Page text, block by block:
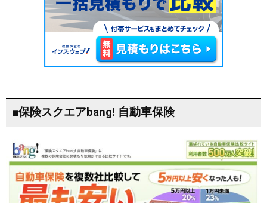
■保険スクエアbang! 自動車保険